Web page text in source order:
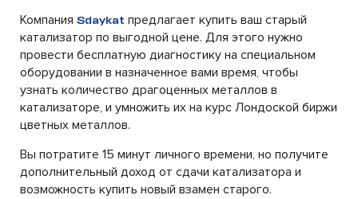
Компания Sdaykat предлагает купить ваш старый
катализатор по выгодной цене. Для этого нужно
провести бесплатную диагностику на специальном
оборудовании в назначенное вами время, чтобы
узнать количество драгоценных металлов в
катализаторе, и умножить их на курс Лондоской биржи
цветных металлов.
Вы потратите 15 минут личного времени, но получите
дополнительный доход от сдачи катализатора и
возможность купить новый взамен старого.